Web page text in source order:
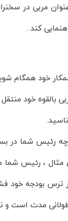
مربی در
کند .
خود همگام
بالقوه خود
رئیس شما در
مثال ، رئیس
بودجه خود
مدت است و